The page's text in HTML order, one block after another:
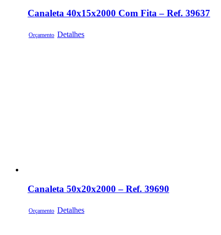
Canaleta 40x15x2000 Com Fita – Ref. 39637
Orçamento Detalhes
Canaleta 50x20x2000 – Ref. 39690
Orçamento Detalhes